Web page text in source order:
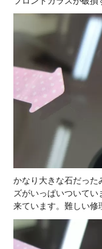
かなり大きな石だった
ズがいっぱいついてい
来ています。難しい修